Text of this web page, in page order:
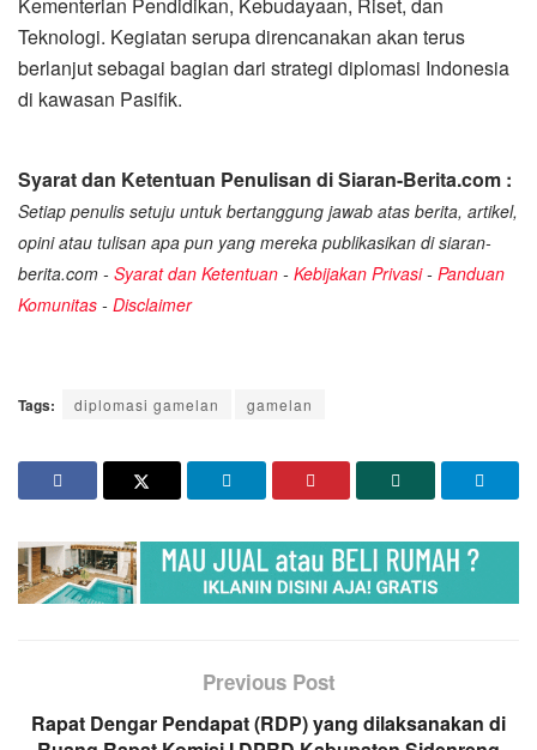
Teknologi. Kegiatan serupa direncanakan akan terus
berlanjut sebagai bagian dari strategi diplomasi Indonesia
di kawasan Pasifik.
Syarat dan Ketentuan Penulisan di Siaran-Berita.com :
Setiap penulis setuju untuk bertanggung jawab atas berita, artikel,
opini atau tulisan apa pun yang mereka publikasikan di siaran-
berita.com - Syarat dan Ketentuan - Kebijakan Privasi- Panduan
Komunitas - Disclaimer
Tags: diplomasi gamelan gamelan
Previous Post
Rapat Dengar Pendapat (RDP) yang dilaksanakan di